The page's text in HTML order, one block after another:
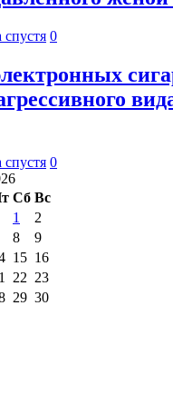
спустя 0
спустя 0
Сб Вс
1
2
8
9
15 16
22 23
29 30